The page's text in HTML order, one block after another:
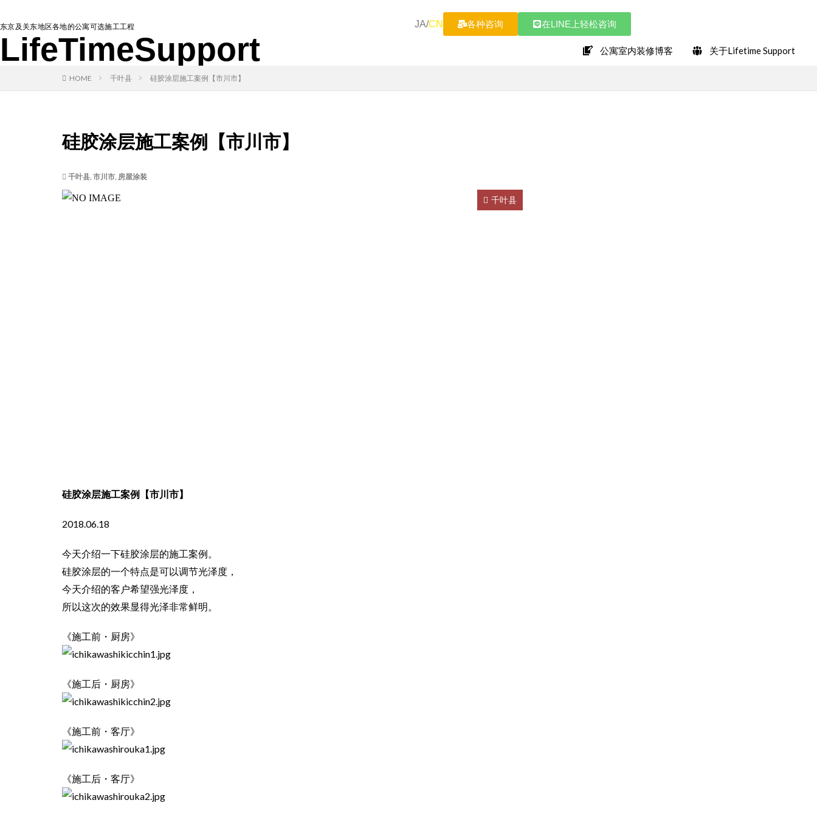
东京及关东地区各地的公寓可选施工工程
LifeTimeSupport
JA/CN 各种咨询 在LINE上轻松咨询
公寓室内装修博客 关于Lifetime Support
HOME 千叶县 硅胶涂层施工案例【市川市】
硅胶涂层施工案例【市川市】
千叶县, 市川市, 房屋涂装
千叶县
硅胶涂层施工案例【市川市】
2018.06.18
今天介绍一下硅胶涂层的施工案例。
硅胶涂层的一个特点是可以调节光泽度，
今天介绍的客户希望强光泽度，
所以这次的效果显得光泽非常鲜明。
《施工前・厨房》
《施工后・厨房》
《施工前・客厅》
《施工后・客厅》